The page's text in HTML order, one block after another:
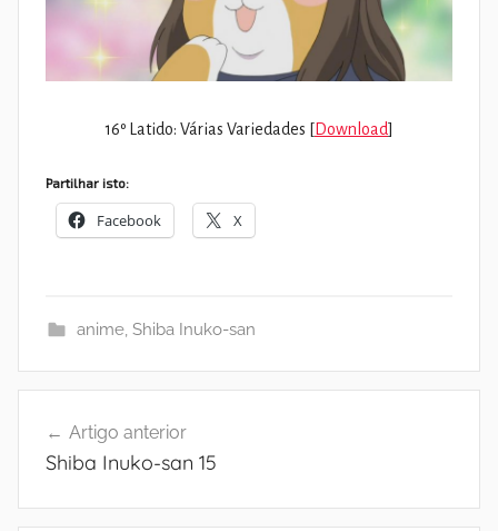
16º Latido: Várias Variedades [Download]
Partilhar isto:
Facebook X
anime, Shiba Inuko-san
de
Artigo anterior
Shiba Inuko-san 15